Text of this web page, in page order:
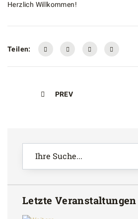
Herzlich Willkommen!
Teilen:
PREV
Letzte Veranstaltungen